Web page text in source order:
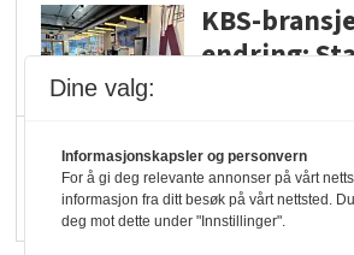
KBS-
endring:
Vokser
i dagligvare
Dine valg:
Informasjonskapsler og personvern
For å gi deg relevante annonser på vårt
informasjon fra ditt besøk på vårt nettsted.
deg mot dette under "Innstillinger".